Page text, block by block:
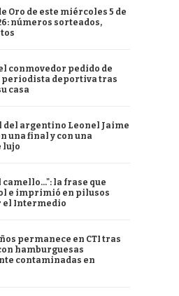
Oro de este miércoles 5 de
números sorteados,
conmovedor pedido de
periodista deportiva tras
casa
del argentino Leonel Jaime
una final y con una
lujo
la frase que
e imprimió en pilusos
el Intermedio
permanece en CTI tras
hamburguesas
contaminadas en